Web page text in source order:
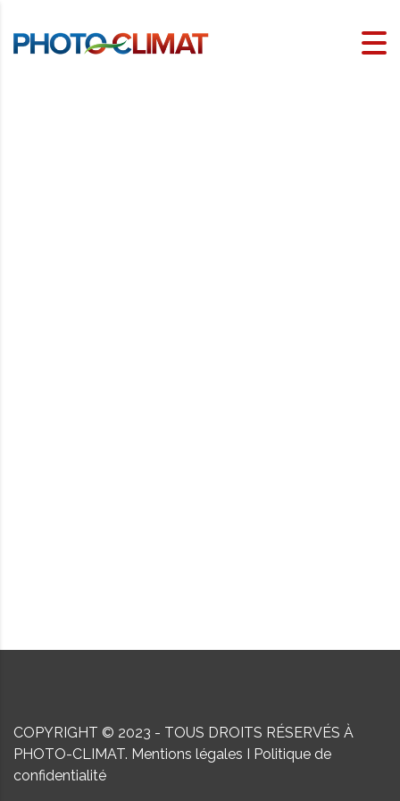
COPYRIGHT © 2023 - TOUS DROITS RÉSERVÉS À
PHOTO-CLIMAT. Mentions légales I Politique de
confidentialité